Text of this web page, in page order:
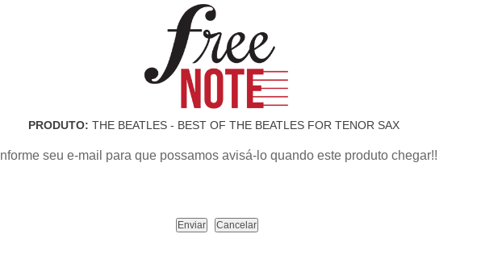
PRODUTO: THE BEATLES - BEST OF THE BEATLES FOR TENOR SAX
Informe seu e-mail para que possamos avisá-lo quando este produto chegar!!